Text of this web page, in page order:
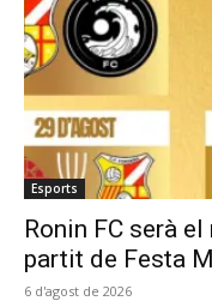
Esports
Ronin FC serà
partit de Festa
6 d'agost de 2026